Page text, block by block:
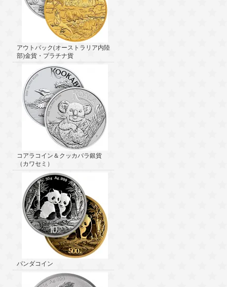
アウトバック(オーストラリア内陸
部)金貨・プラチナ貨
コアラコイン＆クッカバラ銀貨
（カワセミ）
パンダコイン